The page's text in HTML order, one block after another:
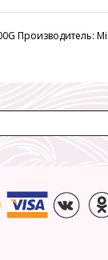
Производитель: